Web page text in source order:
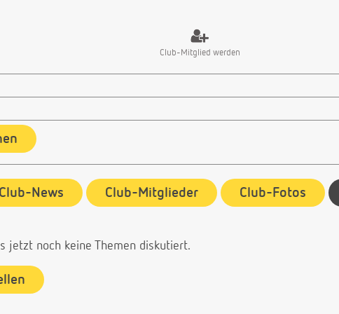
Club-Mitglied werden
Club-News Club-Mitglieder Club-Fotos
jetzt noch keine Themen diskutiert.